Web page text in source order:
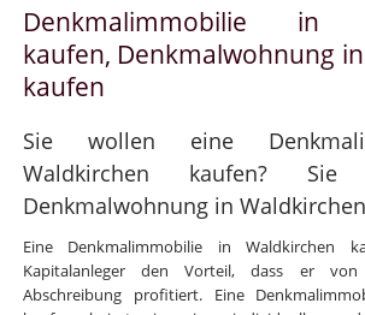
Denkmalimmobilie in
kaufen, Denkmalwohnung
kaufen
Sie wollen eine
Waldkirchen kaufen?
Denkmalwohnung in
Eine Denkmalimmobilie in Waldkirchen
Kapitalanleger den Vorteil, dass er von
Abschreibung profitiert. Eine